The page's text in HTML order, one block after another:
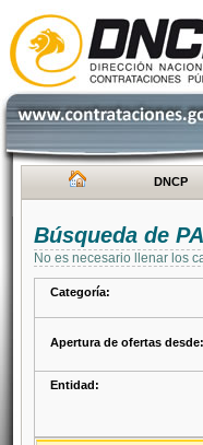
DNCP
Búsqueda de
No es necesario llenar los
Categoría:
Apertura de ofertas desde:
Entidad: